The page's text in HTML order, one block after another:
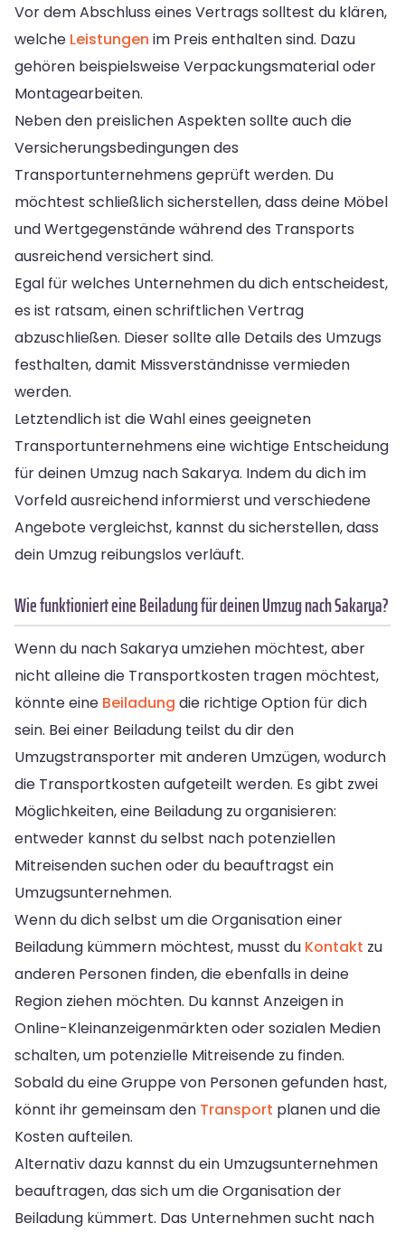
Vor dem Abschluss eines Vertrags solltest du klären,
welche Leistungen im Preis enthalten sind. Dazu
gehören beispielsweise Verpackungsmaterial oder
Montagearbeiten.
Neben den preislichen Aspekten sollte auch die
Versicherungsbedingungen des
Transportunternehmens geprüft werden. Du
möchtest schließlich sicherstellen, dass deine Möbel
und Wertgegenstände während des Transports
ausreichend versichert sind.
Egal für welches Unternehmen du dich entscheidest,
es ist ratsam, einen schriftlichen Vertrag
abzuschließen. Dieser sollte alle Details des Umzugs
festhalten, damit Missverständnisse vermieden
werden.
Letztendlich ist die Wahl eines geeigneten
Transportunternehmens eine wichtige Entscheidung
für deinen Umzug nach Sakarya. Indem du dich im
Vorfeld ausreichend informierst und verschiedene
Angebote vergleichst, kannst du sicherstellen, dass
dein Umzug reibungslos verläuft.
Wie funktioniert eine Beiladung für deinen Umzug nach Sakarya?
Wenn du nach Sakarya umziehen möchtest, aber
nicht alleine die Transportkosten tragen möchtest,
könnte eine Beiladung die richtige Option für dich
sein. Bei einer Beiladung teilst du dir den
Umzugstransporter mit anderen Umzügen, wodurch
die Transportkosten aufgeteilt werden. Es gibt zwei
Möglichkeiten, eine Beiladung zu organisieren:
entweder kannst du selbst nach potenziellen
Mitreisenden suchen oder du beauftragst ein
Umzugsunternehmen.
Wenn du dich selbst um die Organisation einer
Beiladung kümmern möchtest, musst du Kontakt zu
anderen Personen finden, die ebenfalls in deine
Region ziehen möchten. Du kannst Anzeigen in
Online-Kleinanzeigenmärkten oder sozialen Medien
schalten, um potenzielle Mitreisende zu finden.
Sobald du eine Gruppe von Personen gefunden hast,
könnt ihr gemeinsam den Transport planen und die
Kosten aufteilen.
Alternativ dazu kannst du ein Umzugsunternehmen
beauftragen, das sich um die Organisation der
Beiladung kümmert. Das Unternehmen sucht nach